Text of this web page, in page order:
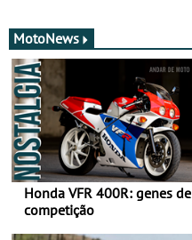
MotoNews
Honda VFR 400R: genes de
competição